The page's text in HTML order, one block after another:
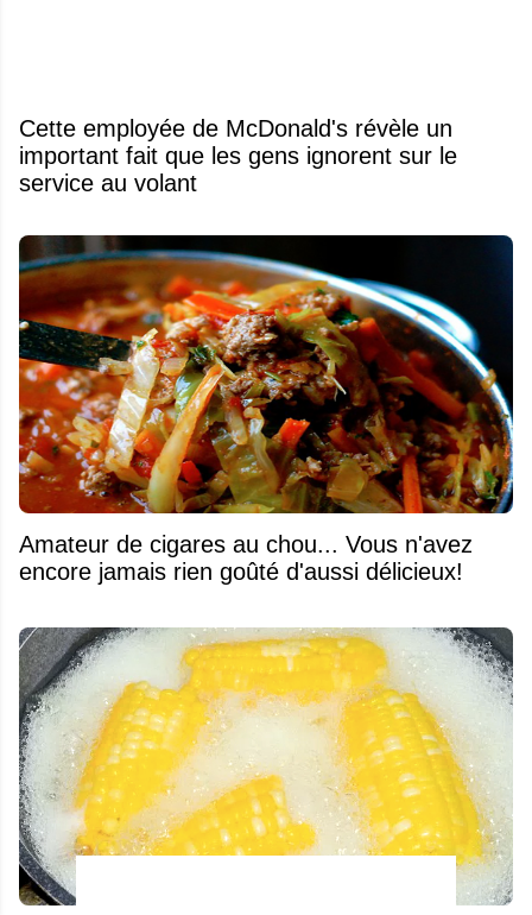
Cette employée de McDonald's révèle un
important fait que les gens ignorent sur le
service au volant
Amateur de cigares au chou... Vous n'avez
encore jamais rien goûté d'aussi délicieux!